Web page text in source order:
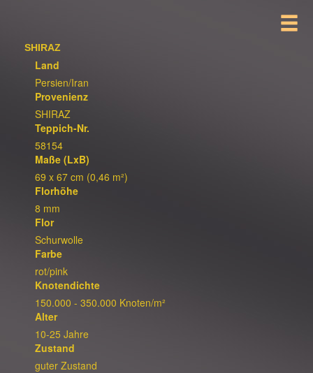
SHIRAZ
Land
Persien/Iran
Provenienz
SHIRAZ
Teppich-Nr.
58154
Maße (LxB)
69 x 67 cm (0,46 m²)
Florhöhe
8 mm
Flor
Schurwolle
Farbe
rot/pink
Knotendichte
150.000 - 350.000 Knoten/m²
Alter
10-25 Jahre
Zustand
guter Zustand